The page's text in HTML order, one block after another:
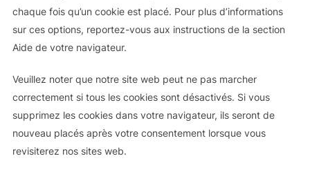
chaque fois qu’un cookie est placé. Pour plus d’informations
sur ces options, reportez-vous aux instructions de la section
Aide de votre navigateur.
Veuillez noter que notre site web peut ne pas marcher
correctement si tous les cookies sont désactivés. Si vous
supprimez les cookies dans votre navigateur, ils seront de
nouveau placés après votre consentement lorsque vous
revisiterez nos sites web.